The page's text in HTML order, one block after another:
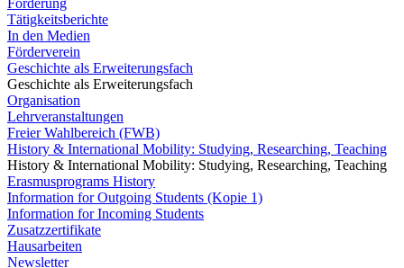
Förderung
Tätigkeitsberichte
In den Medien
Förderverein
Geschichte als Erweiterungsfach
Geschichte als Erweiterungsfach
Organisation
Lehrveranstaltungen
Freier Wahlbereich (FWB)
History & International Mobility: Studying, Researching, Teaching
History & International Mobility: Studying, Researching, Teaching
Erasmusprograms History
Information for Outgoing Students (Kopie 1)
Information for Incoming Students
Zusatzzertifikate
Hausarbeiten
Newsletter